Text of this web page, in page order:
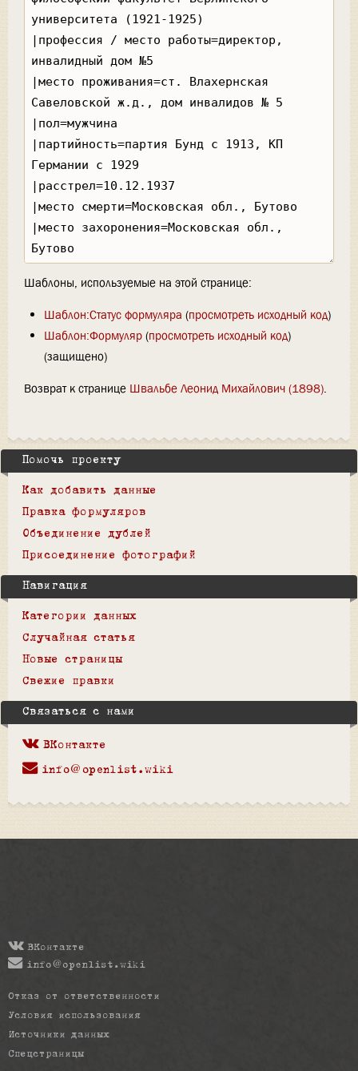
Шаблоны, используемые на этой странице:
Шаблон:Статус формуляра (просмотреть исходный код)
Шаблон:Формуляр(просмотреть исходный код)
(защищено)
Возврат к странице Швальбе Леонид Михайлович (1898).
Помочь проекту
Как добавить данные
Правка формуляров
Объединение дублей
Присоединение фотографий
Навигация
Категории данных
Случайная статья
Новые страницы
Свежие правки
Связаться с нами
ВКонтакте
info@openlist.wiki
ВКонтакте
info@openlist.wiki
Отказ от ответственности
Условия использования
Источники данных
Спецстраницы